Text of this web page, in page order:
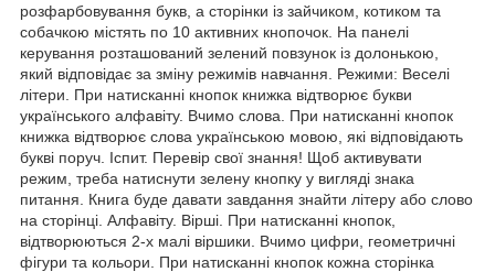
розфарбовування букв, а сторінки із зайчиком, котиком та
собачкою містять по 10 активних кнопочок. На панелі
керування розташований зелений повзунок із долонькою,
який відповідає за зміну режимів навчання. Режими: Веселі
літери. При натисканні кнопок книжка відтворює букви
українського алфавіту. Вчимо слова. При натисканні кнопок
книжка відтворює слова українською мовою, які відповідають
букві поруч. Іспит. Перевір свої знання! Щоб активувати
режим, треба натиснути зелену кнопку у вигляді знака
питання. Книга буде давати завдання знайти літеру або слово
на сторінці. Алфавіту. Вірші. При натисканні кнопок,
відтворюються 2-х малі віршики. Вчимо цифри, геометричні
фігури та кольори. При натисканні кнопок кожна сторінка